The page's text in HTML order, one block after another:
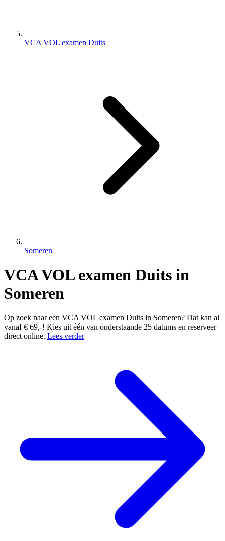
VCA VOL examen Duits
Someren
VCA VOL examen Duits in
Someren
Op zoek naar een VCA VOL examen Duits in Someren? Dat kan al
vanaf € 69,-! Kies uit één van onderstaande 25 datums en reserveer
direct online. Lees verder